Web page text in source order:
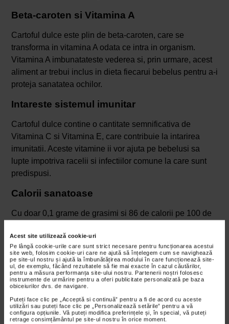
Acest site utilizează cookie-uri
Pe lângă cookie-urile care sunt strict necesare pentru funcționarea acestui
site web, folosim cookie-uri care ne ajută să înțelegem cum se navighează
pe site-ul nostru și ajută la îmbunătățirea modului în care funcționează site-
ul, de exemplu, făcând rezultatele să fie mai exacte în cazul căutărilor,
pentru a măsura performanța site-ului nostru. Partenerii noștri folosesc
instrumente de urmărire pentru a oferi publicitate personalizată pe baza
obiceiurilor dvs. de navigare.
Puteți face clic pe „Acceptă si continuă” pentru a fi de acord cu aceste
utilizări sau puteți face clic pe „Personalizează setările” pentru a vă
configura opțiunile. Vă puteți modifica preferințele și, în special, vă puteți
retrage consimțământul pe site-ul nostru în orice moment.
Beta-caroten si Vitamina A
Cartoful dulce este plin de beta-caroten, care se
transforma in vitamina A odata ce intra in organism.
Vitamina A imbunatateste vederea si, prin urmare, acest
aliment ar trebui inclus in dieta fiecarui bebelus pentru a-i
proteja sanatatea ochilor.
Intareste sistemul imunitar
Cartoful dulce contine o cantitate semnificativa de
Vitamina C si Vitamina E, care contribuie la intarirea
imunitatii. Aceste vitamine ii vor ajuta pe bebelusi sa
lupte impotriva racelii si infectiilor comune la care sunt
predispusi.
Calorii sanatoase
Cu doar 0,1 grame de grasimi si 86 de calorii pe 100 de
il face o optiune de aliment sanatos pentru bebelusi, mai
ales daca acestia sunt subponderali.
Previne anemia si intareste oasele
Cartoful dulce este bogat in calciu si fier, ambele
esentiale pentru cresterea sanatoasa a bebelusilor.
Fierul previne anemia, in timp ce calciul intareste oasele.